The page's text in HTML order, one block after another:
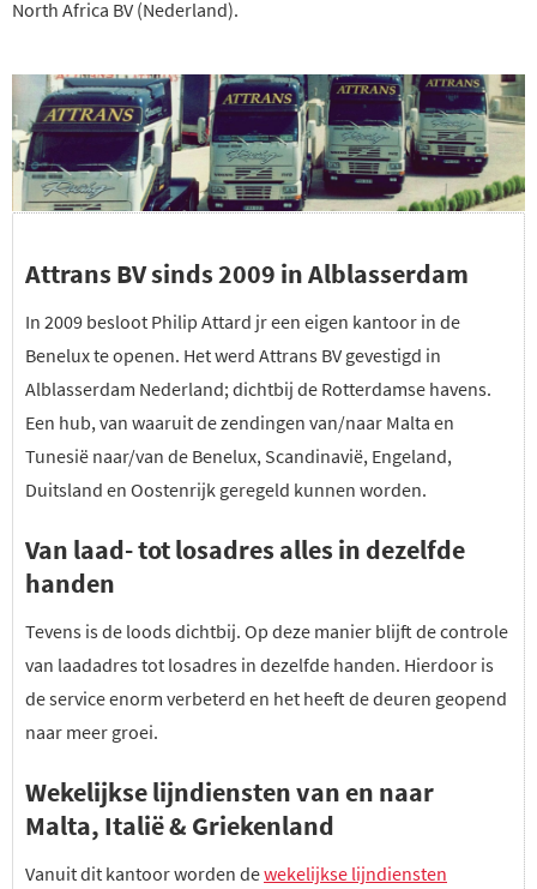
North Africa BV (Nederland).
Attrans BV sinds 2009 in Alblasserdam
In 2009 besloot Philip Attard jr een eigen kantoor in de
Benelux te openen. Het werd Attrans BV gevestigd in
Alblasserdam Nederland; dichtbij de Rotterdamse havens.
Een hub, van waaruit de zendingen van/naar Malta en
Tunesië naar/van de Benelux, Scandinavië, Engeland,
Duitsland en Oostenrijk geregeld kunnen worden.
Van laad- tot losadres alles in dezelfde
handen
Tevens is de loods dichtbij. Op deze manier blijft de controle
van laadadres tot losadres in dezelfde handen. Hierdoor is
de service enorm verbeterd en het heeft de deuren geopend
naar meer groei.
Wekelijkse lijndiensten van en naar
Malta, Italië & Griekenland
Vanuit dit kantoor worden dewekelijkse lijndiensten